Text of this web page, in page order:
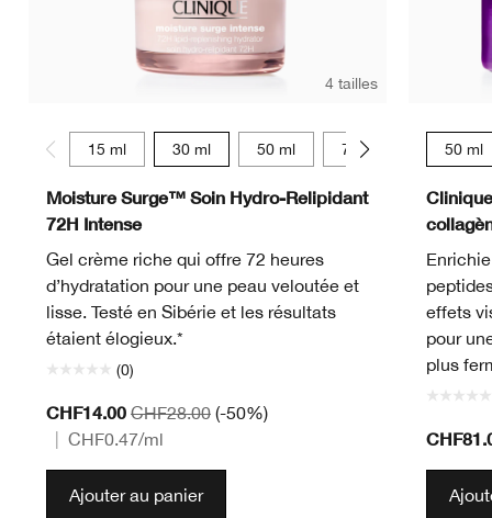
4 tailles
15 ml 30 ml 50 ml 75 ml
Moisture Surge™ Soin Hydro-Relipidant
72H Intense
Gel crème riche qui offre 72 heures
d’hydratation pour une peau veloutée et
lisse. Testé en Sibérie et les résultats
étaient élogieux.*
(0)
CHF14.00 CHF28.00 (-50%)
CHF0.47/ml
Ajouter au panier
50 ml
effets
pour
plus